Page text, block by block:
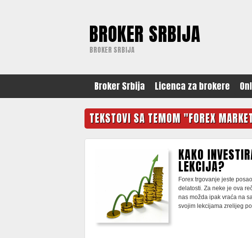
BROKER SRBIJA
BROKER SRBIJA
Broker Srbija Licenca za brokere
TEKSTOVI SA TEMOM "FOREX
KAKO
LEKCIJA?
Forex trgovanje jeste
delatosti. Za neke je ova
nas možda ipak vraća na
svojim lekcijama zrelijeg